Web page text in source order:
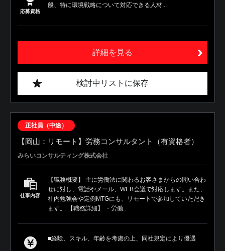
応募資格
般、特に環境戦略について対応できる人材...
詳細を見る
検討中リストに保存
正社員（中途）
【岡山：リモート】労務コンサルタント（有資格者）
みらいコンサルティング株式会社
仕事内容
【職務概要】 主に労働法に関わるお客さまからの問い合わ
せに対し、電話やメール、WEB会議で対応します。また、
社内勉強会や定例MTGにも、リモートで参加していただき
ます。 【職務詳細】 ・労働...
■経験、スキル、年齢を考慮の上、同社規定により優遇